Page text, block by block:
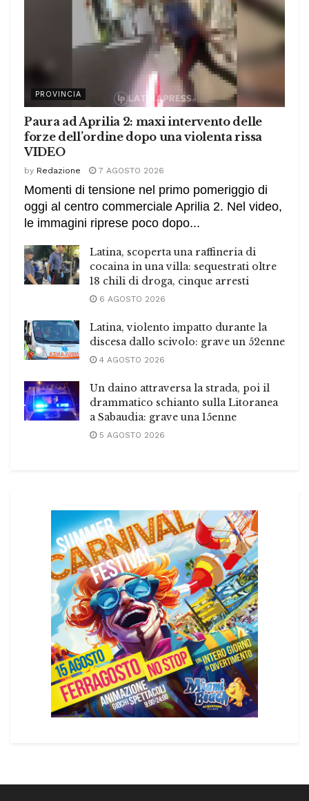
PROVINCIA
Paura ad Aprilia 2: maxi intervento delle
forze dell’ordine dopo una violenta rissa
VIDEO
by Redazione 7 AGOSTO 2026
Momenti di tensione nel primo pomeriggio di
oggi al centro commerciale Aprilia 2. Nel video,
le immagini riprese poco dopo...
Latina, scoperta una raffineria di
cocaina in una villa: sequestrati oltre
18 chili di droga, cinque arresti
6 AGOSTO 2026
Latina, violento impatto durante la
discesa dallo scivolo: grave un 52enne
4 AGOSTO 2026
Un daino attraversa la strada, poi il
drammatico schianto sulla Litoranea
a Sabaudia: grave una 15enne
5 AGOSTO 2026